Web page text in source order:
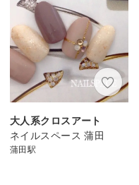
大人系クロスアート
ネイルスペース 蒲田
蒲田駅